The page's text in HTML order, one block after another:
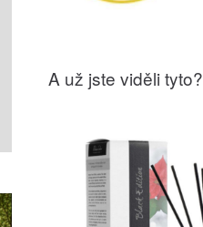
A už jste viděli tyto?